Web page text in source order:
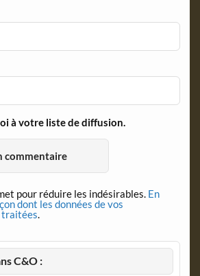
à votre liste de diffusion.
pour réduire les indésirables. En
dont les données de vos
traitées.
C&O :